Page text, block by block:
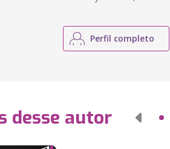
Perfil completo
desse autor